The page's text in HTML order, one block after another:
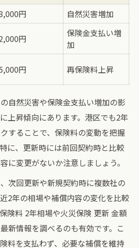
円 自然災害増加
円
保険金支払い増
加
円 再保険料上昇
自然災害や保険金支払い増加の影
上昇傾向にあります。港区でも2年
することで、保険料の変動を把握
に、更新時には前回契約時と比較
に変更がないか注意しましょう。
次回更新や新規契約時に複数社の
2年の相場や補償内容の変化を比較
険料 2年相場や火災保険 更新 金額
新情報を調べるのも有効です。こ
料を支払わず、必要な補償を維持